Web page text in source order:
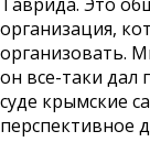
организация,
организовать.
он все-таки дал
суде крымские
перспективное